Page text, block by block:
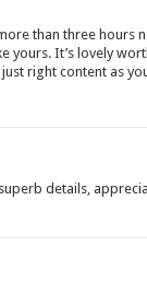
than three hours
yours. It’s lovely
right content as
details,